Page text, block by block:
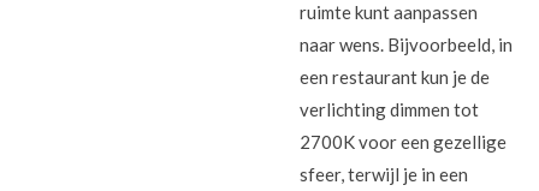
ruimte kunt aanpassen
naar wens. Bijvoorbeeld, in
een restaurant kun je de
verlichting dimmen tot
2700K voor een gezellige
sfeer, terwijl je in een